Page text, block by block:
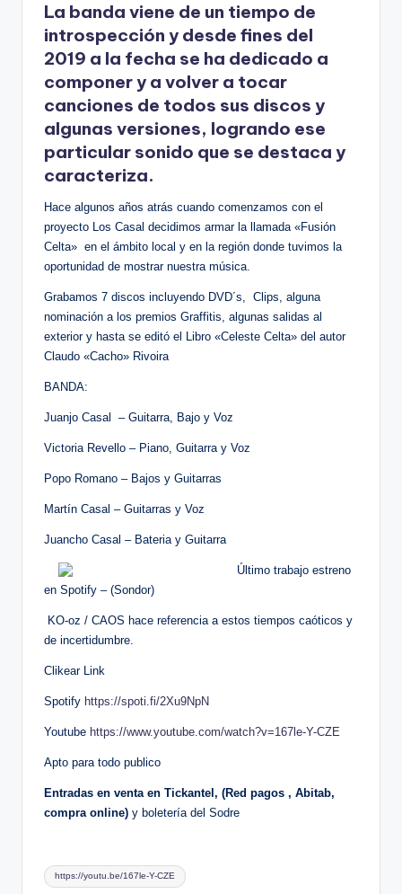
La banda viene de un tiempo de
introspección y desde fines del
2019 a la fecha se ha dedicado a
componer y a volver a tocar
canciones de todos sus discos y
algunas versiones, logrando ese
particular sonido que se destaca y
caracteriza.
Hace algunos años atrás cuando comenzamos con el
proyecto Los Casal decidimos armar la llamada «Fusión
Celta» en el ámbito local y en la región donde tuvimos la
oportunidad de mostrar nuestra música.
Grabamos 7 discos incluyendo DVD´s, Clips, alguna
nominación a los premios Graffitis, algunas salidas al
exterior y hasta se editó el Libro «Celeste Celta» del autor
Claudo «Cacho» Rivoira
BANDA:
Juanjo Casal – Guitarra, Bajo y Voz
Victoria Revello – Piano, Guitarra y Voz
Popo Romano – Bajos y Guitarras
Martín Casal – Guitarras y Voz
Juancho Casal – Bateria y Guitarra
Último trabajo estreno
en Spotify – (Sondor)
KO-oz / CAOS hace referencia a estos tiempos caóticos y
de incertidumbre.
Clikear Link
Spotify https://spoti.fi/2Xu9NpN
Youtube https://www.youtube.com/watch?v=167le-Y-CZE
Apto para todo publico
Entradas en venta en Tickantel, (Red pagos , Abitab,
compra online) y boletería del Sodre
Etiquetas:
https://youtu.be/167le-Y-CZE